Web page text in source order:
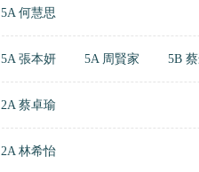
5A 何慧思
5A 張本妍 5A 周賢家 5B
2A 蔡卓瑜
2A 林希怡